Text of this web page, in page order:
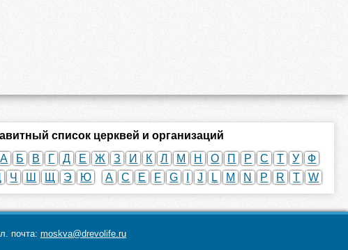
список церквей и организаций
А Б В Г Д Е Ж З И К Л М Н О П Р С Т У
Ф
Ч Ш Щ Э Ю A C E F G J L M N P R T W
почта: moskva@drevolife.ru